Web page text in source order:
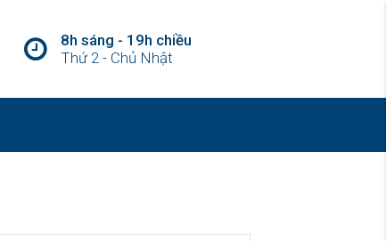
8h sáng - 19h chiều
Thứ 2 - Chủ Nhật